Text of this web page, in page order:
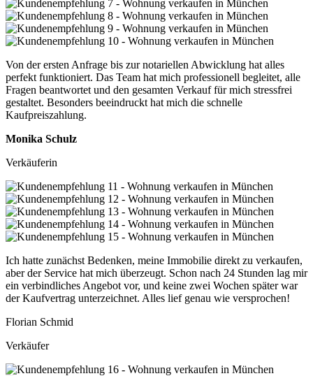
Von der ersten Anfrage bis zur notariellen Abwicklung hat alles
perfekt funktioniert. Das Team hat mich professionell begleitet, alle
Fragen beantwortet und den gesamten Verkauf für mich stressfrei
gestaltet. Besonders beeindruckt hat mich die schnelle
Kaufpreiszahlung.
Monika Schulz
Verkäuferin
Ich hatte zunächst Bedenken, meine Immobilie direkt zu verkaufen,
aber der Service hat mich überzeugt. Schon nach 24 Stunden lag mir
ein verbindliches Angebot vor, und keine zwei Wochen später war
der Kaufvertrag unterzeichnet. Alles lief genau wie versprochen!
Florian Schmid
Verkäufer